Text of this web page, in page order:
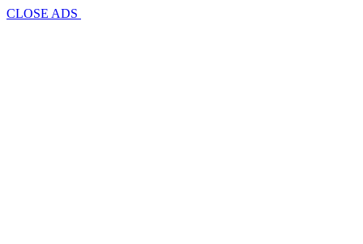
CLOSE ADS